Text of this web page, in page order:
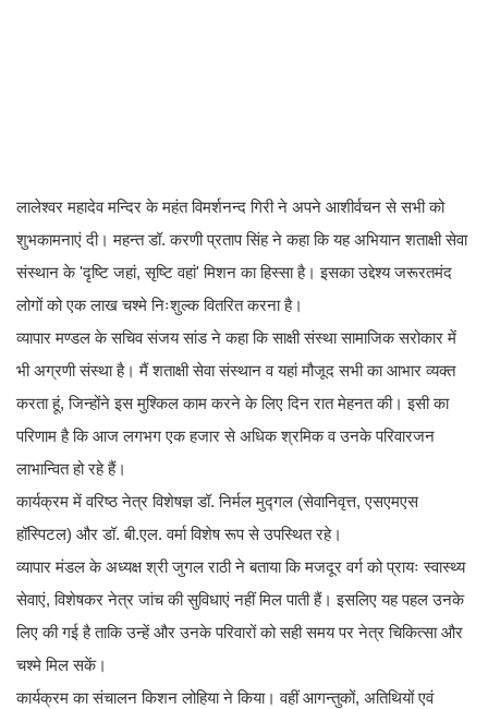
लालेश्वर महादेव मन्दिर के महंत विमर्शनन्द गिरी ने अपने आशीर्वचन से सभी को
शुभकामनाएं दी। महन्त डॉ. करणी प्रताप सिंह ने कहा कि यह अभियान शताक्षी सेवा
संस्थान के 'दृष्टि जहां, सृष्टि वहां' मिशन का हिस्सा है। इसका उद्देश्य जरूरतमंद
लोगों को एक लाख चश्मे निःशुल्क वितरित करना है।
व्यापार मण्डल के सचिव संजय सांड ने कहा कि साक्षी संस्था सामाजिक सरोकार में
भी अग्रणी संस्था है। मैं शताक्षी सेवा संस्थान व यहां मौजूद सभी का आभार व्यक्त
करता हूं, जिन्होंने इस मुश्किल काम करने के लिए दिन रात मेहनत की। इसी का
परिणाम है कि आज लगभग एक हजार से अधिक श्रमिक व उनके परिवारजन
लाभान्वित हो रहे हैं।
कार्यक्रम में वरिष्ठ नेत्र विशेषज्ञ डॉ. निर्मल मुद्गल (सेवानिवृत्त, एसएमएस
हॉस्पिटल) और डॉ. बी.एल. वर्मा विशेष रूप से उपस्थित रहे।
व्यापार मंडल के अध्यक्ष श्री जुगल राठी ने बताया कि मजदूर वर्ग को प्रायः स्वास्थ्य
सेवाएं, विशेषकर नेत्र जांच की सुविधाएं नहीं मिल पाती हैं। इसलिए यह पहल उनके
लिए की गई है ताकि उन्हें और उनके परिवारों को सही समय पर नेत्र चिकित्सा और
चश्मे मिल सकें।
कार्यक्रम का संचालन किशन लोहिया ने किया। वहीं आगन्तुकों, अतिथियों एवं